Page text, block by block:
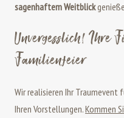
sagenhaftem Weitblick
Unvergesslich! Ihre
Familienfeier
Wir realisieren Ihr Traumevent
Ihren Vorstellungen.Kommen